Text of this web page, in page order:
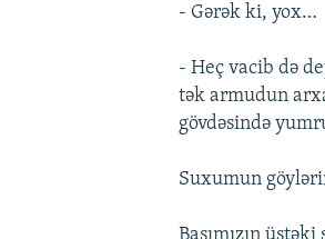
- Gərək ki, yox…
- Heç vacib də
tək armudun
gövdəsində
Suxumun